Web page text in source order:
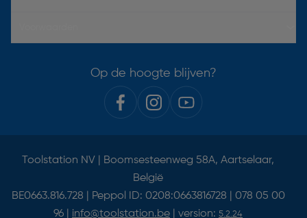
Op de hoogte blijven?
Toolstation NV | Boomsesteenweg 58A, Aartselaar,
België
BE0663.816.728 | Peppol ID: 0208:0663816728 | 078 05 00
96 | info@toolstation.be | version: 5.2.24